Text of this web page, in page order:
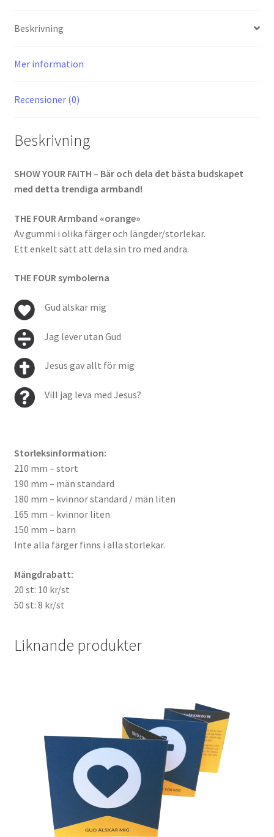
Beskrivning
Mer information
Recensioner (0)
Beskrivning
SHOW YOUR FAITH – Bär och dela det bästa budskapet
med detta trendiga armband!
THE FOUR Armband «orange»
Av gummi i olika färger och längder/storlekar.
Ett enkelt sätt att dela sin tro med andra.
THE FOUR symbolerna
Gud älskar mig
Jag lever utan Gud
Jesus gav allt för mig
Vill jag leva med Jesus?
Storleksinformation:
210 mm – stort
190 mm – män standard
180 mm – kvinnor standard / män liten
165 mm – kvinnor liten
150 mm – barn
Inte alla färger finns i alla storlekar.
Mängdrabatt:
20 st: 10 kr/st
50 st: 8 kr/st
Liknande produkter